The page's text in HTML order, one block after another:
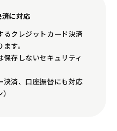
に対応
るクレジットカード決済
す。
存しないセキュリティ
決済、口座振替にも対応